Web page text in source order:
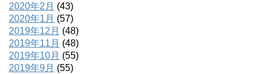
2020年2月 (43)
2020年1月 (57)
2019年12月 (48)
2019年11月 (48)
2019年10月 (55)
2019年9月 (55)